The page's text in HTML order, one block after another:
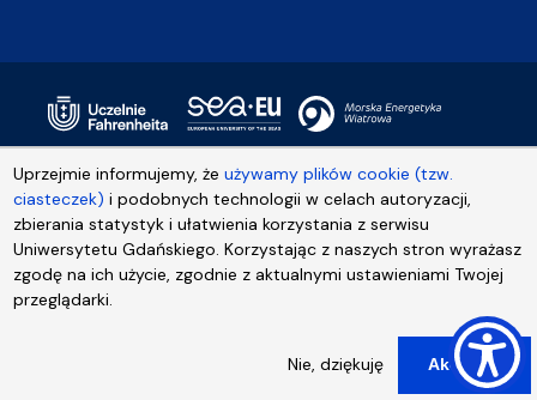
Uprzejmie informujemy, żeużywamy plików cookie (tzw.
ciasteczek) i podobnych technologii w celach autoryzacji,
zbierania statystyk i ułatwienia korzystania z serwisu
Uniwersytetu Gdańskiego. Korzystając z naszych stron wyrażasz
zgodę na ich użycie, zgodnie z aktualnymi ustawieniami Twojej
przeglądarki.
Nie, dziękuję Akceptuj